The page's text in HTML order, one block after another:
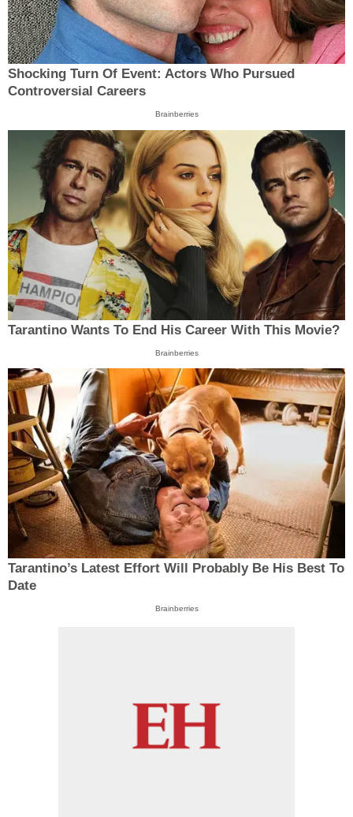
Shocking Turn Of Event: Actors Who Pursued
Controversial Careers
Brainberries
Tarantino Wants To End His Career With This Movie?
Brainberries
Tarantino’s Latest Effort Will Probably Be His Best To
Date
Brainberries